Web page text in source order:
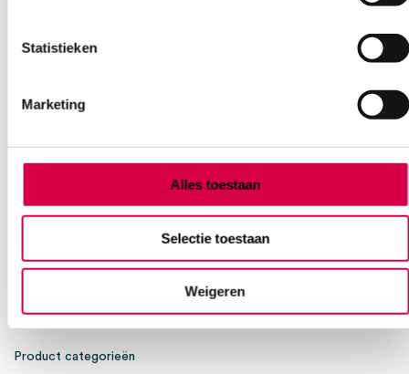
Statistieken
Marketing
Alles toestaan
Selectie toestaan
Weigeren
Vind je antwoord snel en makkelijk op onze klantenservice pagina.
08:30 tot 17:00
Product categorieën